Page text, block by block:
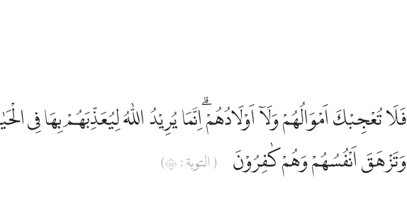
فَلَا تُعْجِبْكَ اَمْوَالُهُمْ وَلَآ اَوْلَادُهُمْ ۗاِنَّمَا يُرِيْدُ اللّٰهُ لِيُعَذِّبَهُمْ بِهَا فِى
وَتَزْهَقَ اَنْفُسُهُمْ وَهُمْ كٰفِرُوْنَ
( التوبة : ٥٥)